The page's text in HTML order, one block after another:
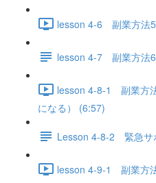
lesson 4-6 副業方法
lesson 4-7 副業方法6
lesson 4-8-1 副業方
になる） (6:57)
Lesson 4-8-2 緊急サ
lesson 4-9-1 副業方